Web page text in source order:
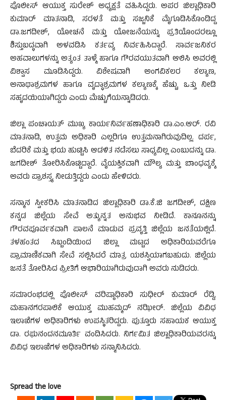
ಪೊಲೀಸ್ ಆಯುಕ್ತ ಸುರೇಶ್ ಅಧ್ಯಕ್ಷತೆ ವಹಿಸಿದ್ದರು. ಅಪರ ಜಿಲ್ಲಾಧಿಕಾರಿ
ಕುಮಾರ್ ಮಾತನಾಡಿ, ಸರಳತೆ ಮತ್ತು ಸಜ್ಜನಿಕೆ ಮೈಗೂಡಿಸಿಕೊಂಡಿದ್ದ
ಡಾ.ಜಗದೀಶ್, ಯೋಚನೆ ಮತ್ತು ಯೋಜನೆಯನ್ನು ಪ್ರತಿಯೊಂದರಲ್ಲೂ
ಶಿಸ್ತುಬದ್ಧವಾಗಿ ಅಳವಡಿಸಿ ಕರ್ತವ್ಯ ನಿರ್ವಹಿಸಿದ್ದಾರೆ. ಸಾರ್ವಜನಿಕರ
ಅಹವಾಲುಗಳನ್ನು ಅತ್ಯಂತ ತಾಳ್ಮೆ ಹಾಗೂ ಗೌರವಯುತವಾಗಿ ಆಲಿಸಿ ಅವರಲ್ಲಿ
ವಿಶ್ವಾಸ ಮೂಡಿಸಿದ್ದರು. ವಿಶೇಷವಾಗಿ ಅಂಗವಿಕಲರ ಕಲ್ಯಾಣ,
ಅನಾಥಾಶ್ರಮಗಳ ಹಾಗೂ ವೃದ್ಧಾಶ್ರಮಗಳ ಕಲ್ಯಾಣಕ್ಕೆ ಹೆಚ್ಚು ಒತ್ತು ನೀಡಿ
ಸಹೃದಯಿಯಾಗಿದ್ದರು ಎಂದು ಮೆಚ್ಚುಗೆಯನ್ನಾಡಿದರು.
ಜಿಲ್ಲಾ ಪಂಚಾಯತ್ ಮುಖ್ಯ ಕಾರ್ಯನಿರ್ವಹಣಾಧಿಕಾರಿ ಡಾ.ಎಂ.ಆರ್. ರವಿ
ಮಾತನಾಡಿ, ಉತ್ತಮ ಅಧಿಕಾರಿ ಎಲ್ಲರಿಗೂ ಉತ್ತಮನಾಗಿರುವುದಿಲ್ಲ. ದರ್ಪ,
ಬೆದರಿಕೆ ಮತ್ತು ಭಯ ಹುಟ್ಟಿಸಿ ಆಡಳಿತ ನಡೆಸಲು ಸಾಧ್ಯವಿಲ್ಲ ಎಂಬುದನ್ನು ಡಾ.
ಜಗದೀಶ್ ತೋರಿಸಿಕೊಟ್ಟಿದ್ದಾರೆ. ವೈಯಕ್ತಿಕವಾಗಿ ಮೌಲ್ಯ ಮತ್ತು ಬಾಂಧವ್ಯಕ್ಕೆ
ಅವರು ಪ್ರಾಶಸ್ತ್ಯ ನೀಡುತ್ತಿದ್ದರು ಎಂದು ಹೇಳಿದರು.
ಸನ್ಮಾನ ಸ್ವೀಕರಿಸಿ ಮಾತನಾಡಿದ ಜಿಲ್ಲಾಧಿಕಾರಿ ಡಾ.ಕೆ.ಜಿ ಜಗದೀಶ್, ದಕ್ಷಿಣ
ಕನ್ನಡ ಜಿಲ್ಲೆಯ ಸೇವೆ ಅತ್ಯುನ್ನತ ಅನುಭವ ನೀಡಿದೆ. ಕಾನೂನನ್ನು
ಗೌರವಪೂರ್ವಕವಾಗಿ ಪಾಲನೆ ಮಾಡುವ ಪ್ರವೃತ್ತಿ ಜಿಲ್ಲೆಯ ಜನತೆಯಲ್ಲಿದೆ.
ತಳಹಂತದ ಸಿಬ್ಬಂದಿಯಿಂದ ಜಿಲ್ಲಾ ಮಟ್ಟದ ಅಧಿಕಾರಿಯವರೆಗೂ
ಪ್ರಾಮಾಣಿಕವಾಗಿ ಸೇವೆ ಸಲ್ಲಿಸಿದರೆ ಮಾತ್ರ ಯಶಸ್ವಿಯಾಗಬಹುದು. ಜಿಲ್ಲೆಯ
ಜನತೆ ತೋರಿಸಿದ ಪ್ರೀತಿಗೆ ಆಭಾರಿಯಾಗಿರುವುದಾಗಿ ಅವರು ನುಡಿದರು.
ಸಮಾರಂಭದಲ್ಲಿ ಪೊಲೀಸ್ ವರಿಷ್ಠಾಧಿಕಾರಿ ಸುಧೀರ್ ಕುಮಾರ್ ರೆಡ್ಡಿ,
ಮಹಾನಗರಪಾಲಿಕೆ ಆಯುಕ್ತ ಮುಹಮ್ಮದ್ ನಝೀರ್. ಜಿಲ್ಲೆಯ ವಿವಿಧ
ಇಲಾಖೆಗಳ ಅಧಿಕಾರಿಗಳು ಉಪಸ್ಥಿತರಿದ್ದರು. ಪುತ್ತೂರು ಸಹಾಯಕ ಆಯುಕ್ತ
ಡಾ. ರಘುನಂದನಮೂರ್ತಿ ವಂದಿಸಿದರು. ನಿರ್ಗಮಿತ ಜಿಲ್ಲಾಧಿಕಾರಿಯವರನ್ನು
ವಿವಿಧ ಇಲಾಖೆಗಳ ಅಧಿಕಾರಿಗಳು ಸನ್ಮಾನಿಸಿದರು.
Spread the love